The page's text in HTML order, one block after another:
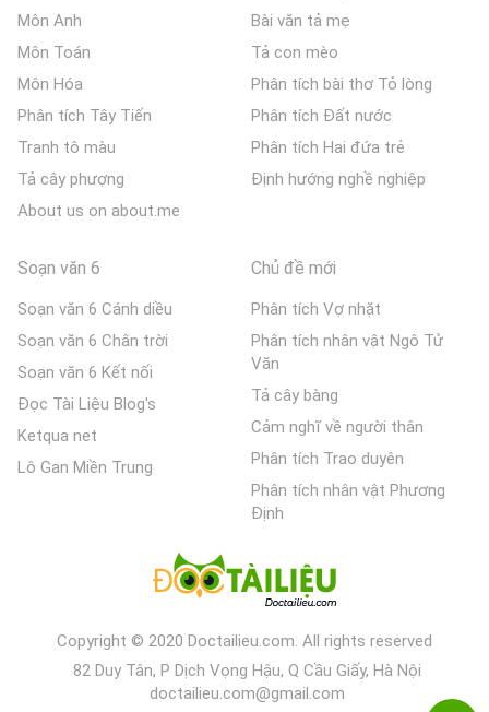
Môn Anh
Môn Toán
Môn Hóa
Phân tích Tây Tiến
Tranh tô màu
Tả cây phượng
About us on about.me
Bài văn tả mẹ
Tả con mèo
Phân tích bài thơ Tỏ lòng
Phân tích Đất nước
Phân tích Hai đứa trẻ
Định hướng nghề nghiệp
Soạn văn 6
Soạn văn 6 Cánh diều
Soạn văn 6 Chân trời
Soạn văn 6 Kết nối
Đọc Tài Liệu Blog's
Ketqua net
Lô Gan Miền Trung
Chủ đề mới
Phân tích Vợ nhặt
Phân tích nhân vật Ngô Tử
Văn
Tả cây bàng
Cảm nghĩ về người thân
Phân tích Trao duyên
Phân tích nhân vật Phương
Định
Copyright © 2020 Doctailieu.com. All rights reserved
82 Duy Tân, P Dịch Vọng Hậu, Q Cầu Giấy, Hà Nội
doctailieu.com@gmail.com